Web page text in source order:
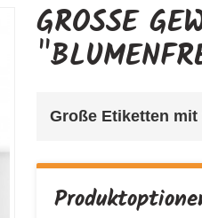
GROSSE
Große Etiketten